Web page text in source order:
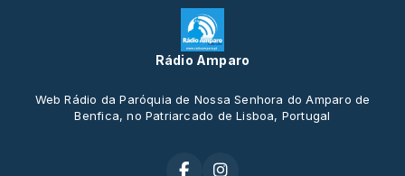
Rádio Amparo
Web Rádio da Paróquia de Nossa Senhora do Amparo de
Benfica, no Patriarcado de Lisboa, Portugal